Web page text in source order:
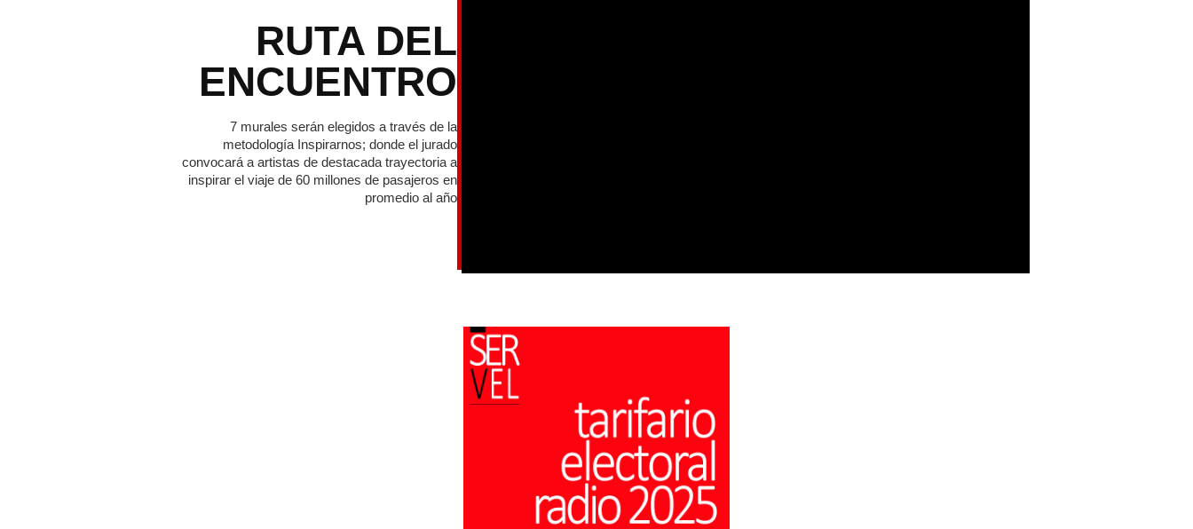
RUTA DEL
ENCUENTRO
7 murales serán elegidos a través de la
metodología Inspirarnos; donde el jurado
convocará a artistas de destacada trayectoria a
inspirar el viaje de 60 millones de pasajeros en
promedio al año